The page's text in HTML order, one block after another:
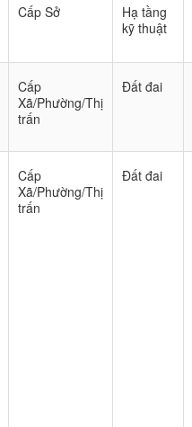
Cấp Sở
Hạ tầng
kỹ thuật
Cấp
Xã/Phường/Thị
trấn
Đất đai
Cấp
Xã/Phường/Thị
trấn
Đất đai